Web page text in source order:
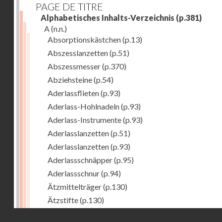
PAGE DE TITRE
Alphabetisches Inhalts-Verzeichnis (p.381)
A (n.n.)
Absorptionskästchen(p.13)
Abszesslanzetten(p.51)
Abszessmesser(p.370)
Abziehsteine(p.54)
Aderlassflieten(p.93)
Aderlass-Hohlnadeln(p.93)
Aderlass-Instrumente(p.93)
Aderlasslanzetten(p.51)
Aderlasslanzetten(p.93)
Aderlassschnäpper(p.95)
Aderlassschnur(p.94)
Ätzmittelträger(p.130)
Ätzstifte(p.130)